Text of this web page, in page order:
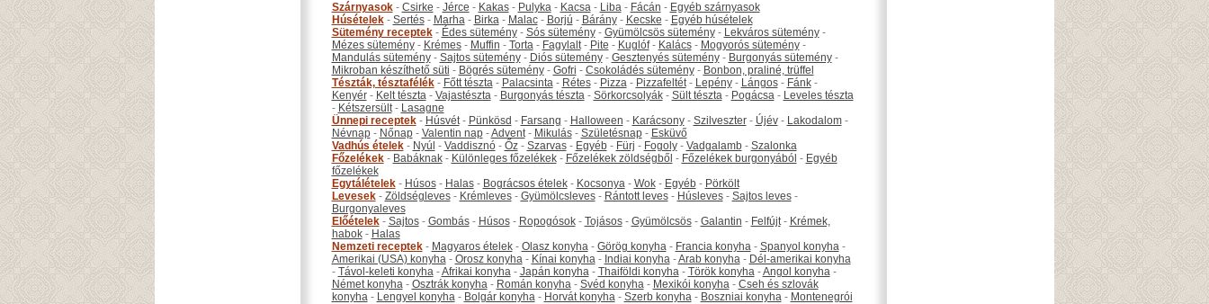
Szárnyasok- Csirke - Jérce - Kakas- Pulyka- Kacsa- Liba- Fácán - Egyéb szárnyasok
Húsételek- Sertés- Marha- Birka- Malac- Borjú - Bárány- Kecske - Egyéb húsételek
Sütemény receptek- Édes sütemény- Sós sütemény- Gyümölcsös sütemény- Lekváros sütemény-
Mézes sütemény- Krémes- Muffin - Torta- Fagylalt- Pite - Kuglóf- Kalács- Mogyorós sütemény-
Mandulás sütemény- Sajtos sütemény- Diós sütemény- Gesztenyés sütemény- Burgonyás sütemény-
Mikroban készíthető süti - Bögrés sütemény- Gofri - Csokoládés sütemény- Bonbon, praliné, trüffel
Tészták, tésztafélék- Főtt tészta- Palacsinta- Rétes- Pizza- Pizzafeltét- Lepény- Lángos- Fánk-
Kenyér- Kelt tészta- Vajastészta- Burgonyás tészta- Sörkorcsolyák- Sült tészta- Pogácsa- Leveles tészta
- Kétszersült- Lasagne
Ünnepi receptek- Húsvét- Pünkösd - Farsang - Halloween - Karácsony- Szilveszter- Újév- Lakodalom-
Névnap- Nőnap- Valentin nap-Advent- Mikulás- Születésnap- Esküvő
Vadhús ételek- Nyúl - Vaddisznó- Őz- Szarvas- Egyéb- Fürj - Fogoly- Vadgalamb- Szalonka
Főzelékek- Babáknak- Különleges főzelékek- Főzelékek zöldségből - Főzelékek burgonyából - Egyéb
főzelékek
Egytálételek- Húsos- Halas- Bográcsos ételek- Kocsonya- Wok- Egyéb- Pörkölt
Levesek- Zöldségleves- Krémleves- Gyümölcsleves- Rántott leves- Húsleves- Sajtos leves-
Burgonyaleves
Előételek- Sajtos- Gombás- Húsos- Ropogósok- Tojásos- Gyümölcsös- Galantin - Felfújt- Krémek,
habok- Halas
Nemzeti receptek- Magyaros ételek- Olasz konyha- Görög konyha- Francia konyha- Spanyol konyha-
Amerikai (USA) konyha- Orosz konyha- Kínai konyha- Indiai konyha-Arab konyha- Dél-amerikai konyha
- Távol-keleti konyha-Afrikai konyha- Japán konyha- Thaiföldi konyha- Török konyha-Angol konyha-
Német konyha- Osztrák konyha- Román konyha- Svéd konyha- Mexikói konyha- Cseh és szlovák
konyha- Lengyel konyha- Bolgár konyha- Horvát konyha- Szerb konyha- Boszniai konyha- Montenegrói